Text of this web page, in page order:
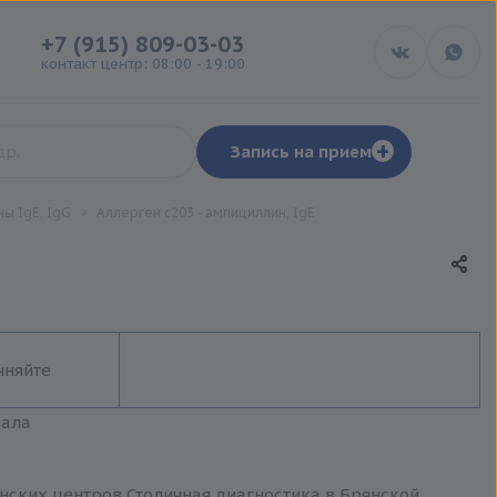
+7 (915) 809-03-03
контакт центр: 08:00 - 19:00
Запись на прием +